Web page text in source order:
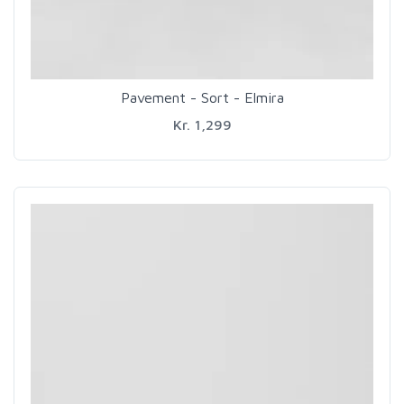
Pavement - Sort - Elmira
Kr. 1,299